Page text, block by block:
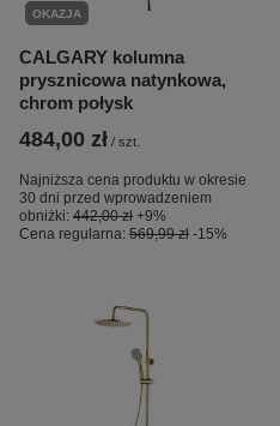
OKAZJA
CALGARY kolumna
prysznicowa natynkowa,
chrom połysk
484,00 zł / szt.
Najniższa cena produktu w okresie
30 dni przed wprowadzeniem
obniżki: 442,00 zł +9%
Cena regularna: 569,99 zł -15%